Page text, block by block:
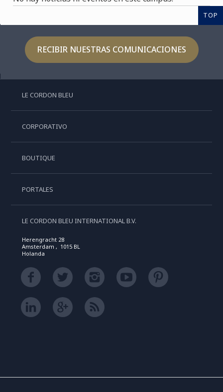
TOP
RECIBIR NUESTRAS COMUNICACIONES
LE CORDON BLEU
CORPORATIVO
BOUTIQUE
PORTALES
LE CORDON BLEU INTERNATIONAL B.V.
Herengracht 28
Amsterdam , 1015 BL
Holanda